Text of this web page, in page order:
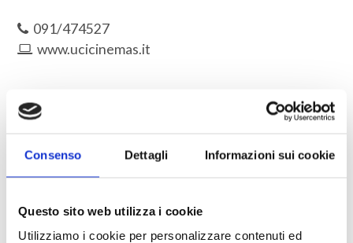
Consenso Dettagli Informazioni sui cookie
Questo sito web utilizza i cookie
Utilizziamo i cookie per personalizzare contenuti ed
091/474527
www.ucicinemas.it